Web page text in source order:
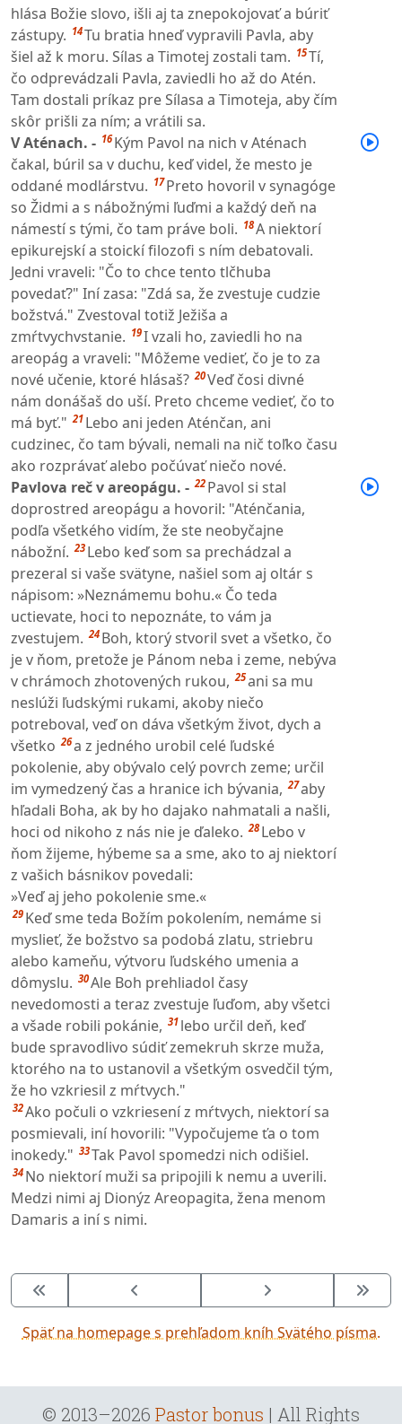
hlása Božie slovo, išli aj ta znepokojovať a búriť
zástupy. 14Tu bratia hneď vypravili Pavla, aby
šiel až k moru. Sílas a Timotej zostali tam. 15Tí,
čo odprevádzali Pavla, zaviedli ho až do Atén.
Tam dostali príkaz pre Sílasa a Timoteja, aby čím
skôr prišli za ním; a vrátili sa.
V Aténach. - 16 Kým Pavol na nich v Aténach
čakal, búril sa v duchu, keď videl, že mesto je
oddané modlárstvu. 17 Preto hovoril v synagóge
so Židmi a s nábožnými ľuďmi a každý deň na
námestí s tými, čo tam práve boli. 18A niektorí
epikurejskí a stoickí filozofi s ním debatovali.
Jedni vraveli: "Čo to chce tento tlčhuba
povedať?" Iní zasa: "Zdá sa, že zvestuje cudzie
božstvá." Zvestoval totiž Ježiša a
zmŕtvychvstanie. 19I vzali ho, zaviedli ho na
areopág a vraveli: "Môžeme vedieť, čo je to za
nové učenie, ktoré hlásaš? 20Veď čosi divné
nám donášaš do uší. Preto chceme vedieť, čo to
má byť." 21 Lebo ani jeden Aténčan, ani
cudzinec, čo tam bývali, nemali na nič toľko času
ako rozprávať alebo počúvať niečo nové.
Pavlova reč v areopágu. - 22 Pavol si stal
doprostred areopágu a hovoril: "Aténčania,
podľa všetkého vidím, že ste neobyčajne
nábožní. 23 Lebo keď som sa prechádzal a
prezeral si vaše svätyne, našiel som aj oltár s
nápisom: »Neznámemu bohu.« Čo teda
uctievate, hoci to nepoznáte, to vám ja
zvestujem. 24 Boh, ktorý stvoril svet a všetko, čo
je v ňom, pretože je Pánom neba i zeme, nebýva
v chrámoch zhotovených rukou, 25ani sa mu
neslúži ľudskými rukami, akoby niečo
potreboval, veď on dáva všetkým život, dych a
všetko 26a z jedného urobil celé ľudské
pokolenie, aby obývalo celý povrch zeme; určil
im vymedzený čas a hranice ich bývania, 27aby
hľadali Boha, ak by ho dajako nahmatali a našli,
hoci od nikoho z nás nie je ďaleko. 28 Lebo v
ňom žijeme, hýbeme sa a sme, ako to aj niektorí
z vašich básnikov povedali:
»Veď aj jeho pokolenie sme.«
29 Keď sme teda Božím pokolením, nemáme si
myslieť, že božstvo sa podobá zlatu, striebru
alebo kameňu, výtvoru ľudského umenia a
dômyslu. 30Ale Boh prehliadol časy
nevedomosti a teraz zvestuje ľuďom, aby všetci
a všade robili pokánie, 31 lebo určil deň, keď
bude spravodlivo súdiť zemekruh skrze muža,
ktorého na to ustanovil a všetkým osvedčil tým,
že ho vzkriesil z mŕtvych."
32Ako počuli o vzkriesení z mŕtvych, niektorí sa
posmievali, iní hovorili: "Vypočujeme ťa o tom
inokedy." 33Tak Pavol spomedzi nich odišiel.
34 No niektorí muži sa pripojili k nemu a uverili.
Medzi nimi aj Dionýz Areopagita, žena menom
Damaris a iní s nimi.
Späť na homepage s prehľadom kníh Svätého písma.
© 2013–2026 Pastor bonus | All Rights